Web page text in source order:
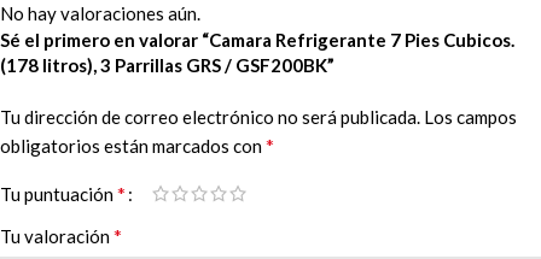
No hay valoraciones aún.
Sé el primero en valorar “Camara Refrigerante 7 Pies Cubicos.
(178 litros), 3 Parrillas GRS / GSF200BK”
Tu dirección de correo electrónico no será publicada. Los campos
obligatorios están marcados con*
Tu puntuación*
Tu valoración*